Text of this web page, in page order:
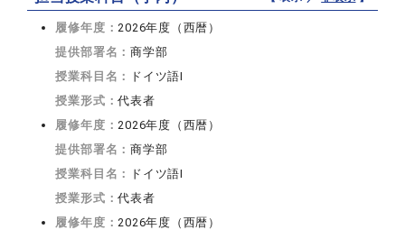
履修年度：2026年度（西暦）
提供部署名：商学部
授業科目名：
ドイツ語I
授業形式：代表者
履修年度：2026年度（西暦）
提供部署名：商学部
授業科目名：
ドイツ語I
授業形式：代表者
履修年度：2026年度（西暦）